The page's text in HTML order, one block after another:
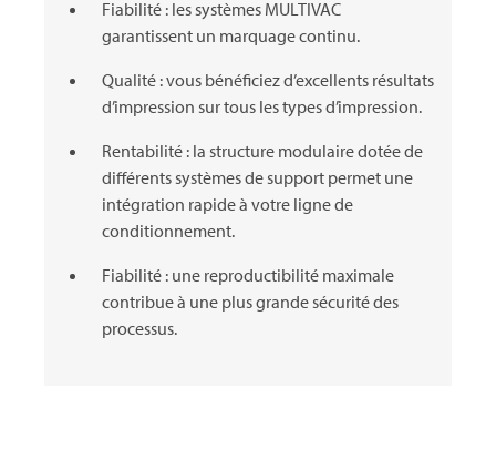
Fiabilité : les systèmes MULTIVAC
garantissent un marquage continu.
Qualité : vous bénéficiez d’excellents résultats
d’impression sur tous les types d’impression.
Rentabilité : la structure modulaire dotée de
différents systèmes de support permet une
intégration rapide à votre ligne de
conditionnement.
Fiabilité : une reproductibilité maximale
contribue à une plus grande sécurité des
processus.